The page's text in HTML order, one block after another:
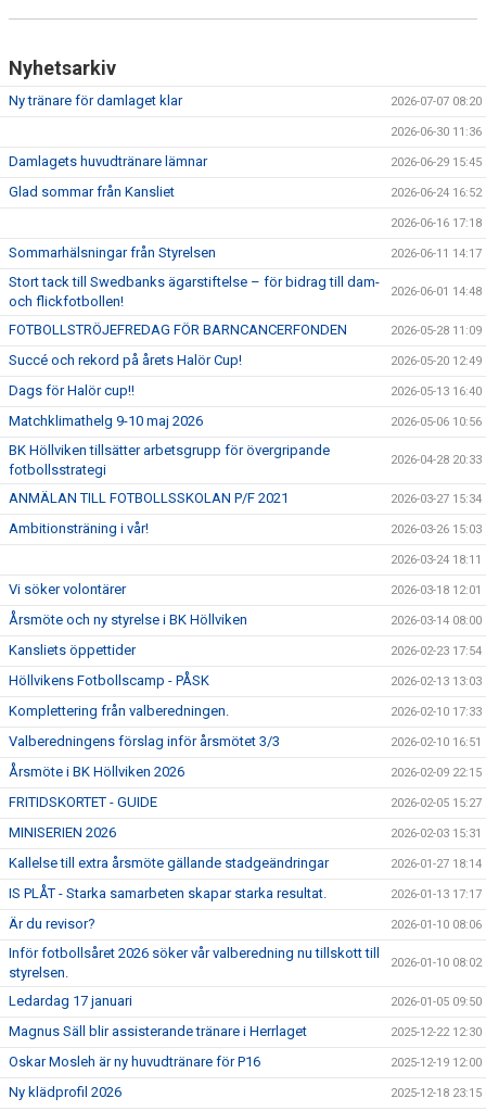
Nyhetsarkiv
Ny tränare för damlaget klar 2026-07-07 08:20
2026-06-30 11:36
Damlagets huvudtränare lämnar 2026-06-29 15:45
Glad sommar från Kansliet 2026-06-24 16:52
2026-06-16 17:18
Sommarhälsningar från Styrelsen 2026-06-11 14:17
Stort tack till Swedbanks ägarstiftelse – för bidrag till dam-
och flickfotbollen!
2026-06-01 14:48
FOTBOLLSTRÖJEFREDAG FÖR BARNCANCERFONDEN 2026-05-28 11:09
Succé och rekord på årets Halör Cup! 2026-05-20 12:49
Dags för Halör cup!! 2026-05-13 16:40
Matchklimathelg 9-10 maj 2026 2026-05-06 10:56
BK Höllviken tillsätter arbetsgrupp för övergripande
fotbollsstrategi
2026-04-28 20:33
ANMÄLAN TILL FOTBOLLSSKOLAN P/F 2021 2026-03-27 15:34
Ambitionsträning i vår! 2026-03-26 15:03
2026-03-24 18:11
Vi söker volontärer 2026-03-18 12:01
Årsmöte och ny styrelse i BK Höllviken 2026-03-14 08:00
Kansliets öppettider 2026-02-23 17:54
Höllvikens Fotbollscamp - PÅSK 2026-02-13 13:03
Komplettering från valberedningen. 2026-02-10 17:33
Valberedningens förslag inför årsmötet 3/3 2026-02-10 16:51
Årsmöte i BK Höllviken 2026 2026-02-09 22:15
FRITIDSKORTET - GUIDE 2026-02-05 15:27
MINISERIEN 2026 2026-02-03 15:31
Kallelse till extra årsmöte gällande stadgeändringar 2026-01-27 18:14
IS PLÅT - Starka samarbeten skapar starka resultat. 2026-01-13 17:17
Är du revisor? 2026-01-10 08:06
Inför fotbollsåret 2026 söker vår valberedning nu tillskott till
styrelsen.
2026-01-10 08:02
Ledardag 17 januari 2026-01-05 09:50
Magnus Säll blir assisterande tränare i Herrlaget 2025-12-22 12:30
Oskar Mosleh är ny huvudtränare för P16 2025-12-19 12:00
Ny klädprofil 2026 2025-12-18 23:15